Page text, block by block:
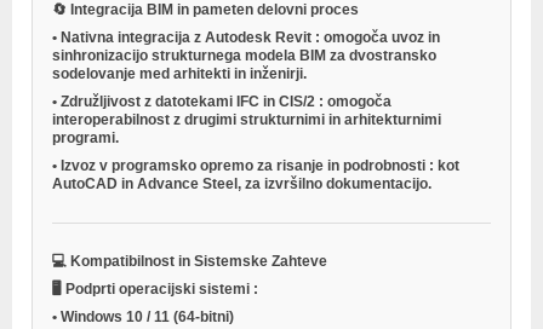
🔄 Integracija BIM in pameten delovni proces
• Nativna integracija z Autodesk Revit : omogoča uvoz in
sinhronizacijo strukturnega modela BIM za dvostransko
sodelovanje med arhitekti in inženirji.
• Združljivost z datotekami IFC in CIS/2 : omogoča
interoperabilnost z drugimi strukturnimi in arhitekturnimi
programi.
• Izvoz v programsko opremo za risanje in podrobnosti : kot
AutoCAD in Advance Steel, za izvršilno dokumentacijo.
💻 Kompatibilnost in Sistemske Zahteve
🖥️ Podprti operacijski sistemi :
• Windows 10 / 11 (64-bitni)